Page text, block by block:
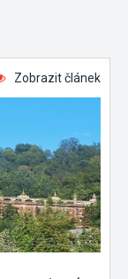
Zobrazit článek